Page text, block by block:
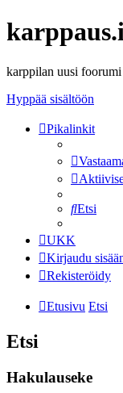
karppilan uusi foorumi
Hyppää sisältöön
Pikalinkit
Etsi
UKK
Kirjaudu
Rekisteröidy
Etusivu Etsi
Etsi
Hakulauseke